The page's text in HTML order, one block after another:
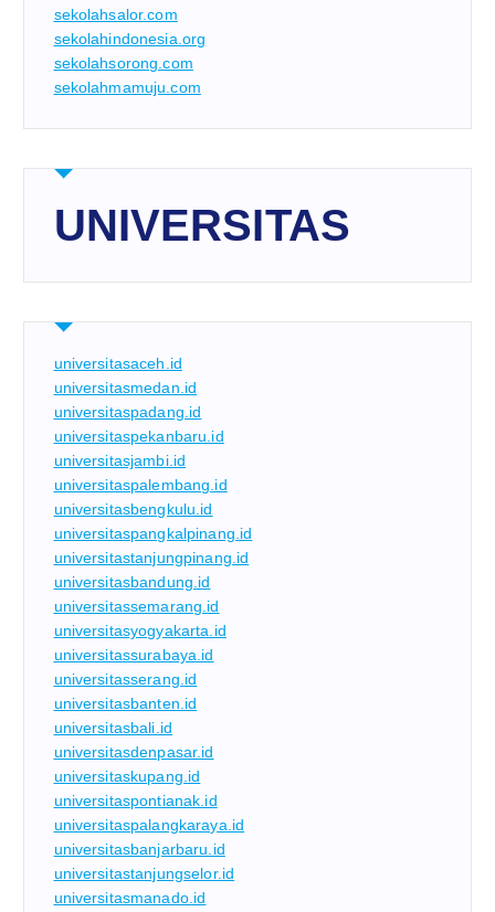
sekolahsalor.com
sekolahindonesia.org
sekolahsorong.com
sekolahmamuju.com
UNIVERSITAS
universitasaceh.id
universitasmedan.id
universitaspadang.id
universitaspekanbaru.id
universitasjambi.id
universitaspalembang.id
universitasbengkulu.id
universitaspangkalpinang.id
universitastanjungpinang.id
universitasbandung.id
universitassemarang.id
universitasyogyakarta.id
universitassurabaya.id
universitasserang.id
universitasbanten.id
universitasbali.id
universitasdenpasar.id
universitaskupang.id
universitaspontianak.id
universitaspalangkaraya.id
universitasbanjarbaru.id
universitastanjungselor.id
universitasmanado.id